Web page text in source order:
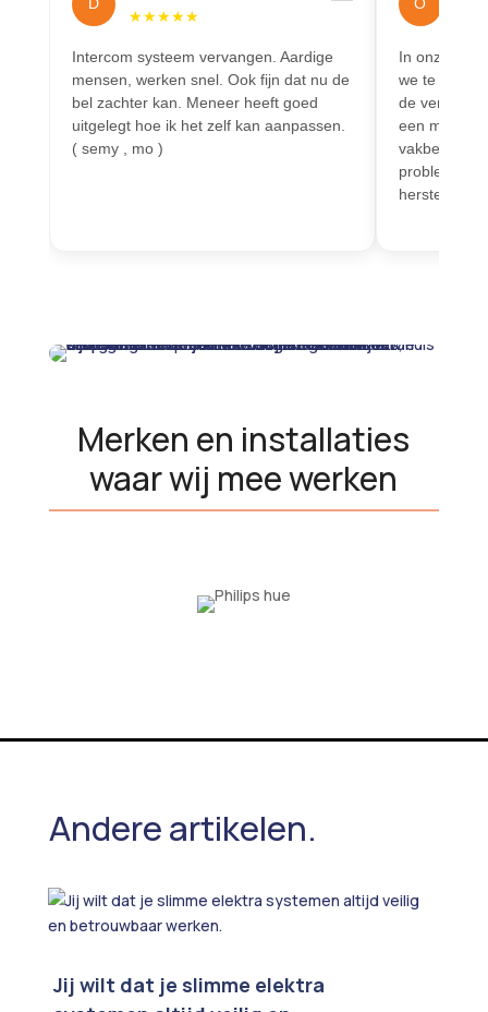
D
★★★★★
Intercom systeem vervangen. Aardige
mensen, werken snel. Ook fijn dat nu de
bel zachter kan. Meneer heeft goed
uitgelegt hoe ik het zelf kan aanpassen.
( semy , mo )
O
In onze
we te
de
een
probleem
hersteld,
Merken en installaties
waar wij mee werken
Andere artikelen.
Jij wilt dat je slimme elektra